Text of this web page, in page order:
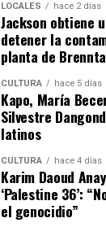
LOCALES hace 2 días
Jackson obtiene
detener la
planta de
CULTURA hace 5 días
Kapo, María
Silvestre
latinos
CULTURA hace 4 días
Karim Daoud
‘Palestine 36’:
el genocidio”